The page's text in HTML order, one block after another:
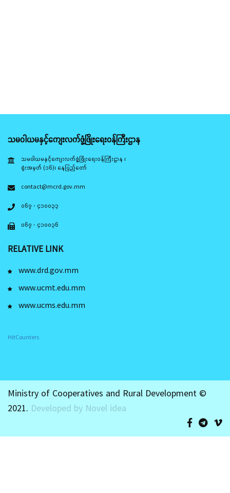
သမဝါယမနှင့်ကျေးလက်ဖွံ့ဖြိုးရေးဝန်ကြီးဌာန
သမဝါယမနှင့်ကျေးလက်ဖွံ့ဖြိုးရေးဝန်ကြီးဌာန ၊
ရုံးအမှတ် (၁၆)၊ နေပြည်တော်
contact@mcrd.gov.mm
၀၆၇ - ၄၁၀၀၃၃
၀၆၇ - ၄၁၀၀၃၆
RELATIVE LINK
www.drd.gov.mm
www.ucmt.edu.mm
www.ucms.edu.mm
HitCounters
Ministry of Cooperatives and Rural Development ©
2021. Developed by Novel idea